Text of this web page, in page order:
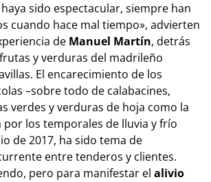
sido espectacular, siempre han
cuando hace mal tiempo», advierten
de Manuel Martín, detrás
y verduras del madrileño
El encarecimiento de los
–sobre todo de calabacines,
verdes y verduras de hoja como la
por los temporales de lluvia y frío
de 2017, ha sido tema de
entre tenderos y clientes.
pero para manifestar el alivio